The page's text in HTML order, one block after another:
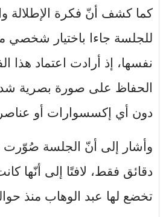
كما كشف أنّ فكرة الإطلالة
للجلسة جاءا باختيار شخصي
نفسها، إذ أرادت اعتماد هذا
الحفاظ على صورة بصرية
دون أي إكسسوارات أو
وأشار إلى أنّ الجلسة
دقائق فقط، لافتًا إلى أنّها
تخضع لها عبد الوهاب منذ